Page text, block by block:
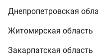
Днепропетровская
Житомирская область
Закарпатская область